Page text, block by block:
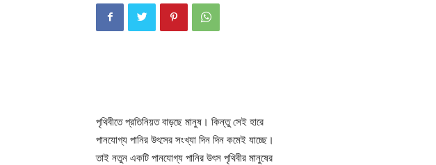
পৃথিবীতে প্রতিনিয়ত বাড়ছে মানুষ। কিন্তু সেই হারে
পানযোগ্য পানির উৎসের সংখ্যা দিন দিন কমেই যাচ্ছে।
তাই নতুন একটি পানযোগ্য পানির উৎস পৃথিবীর মানুষের